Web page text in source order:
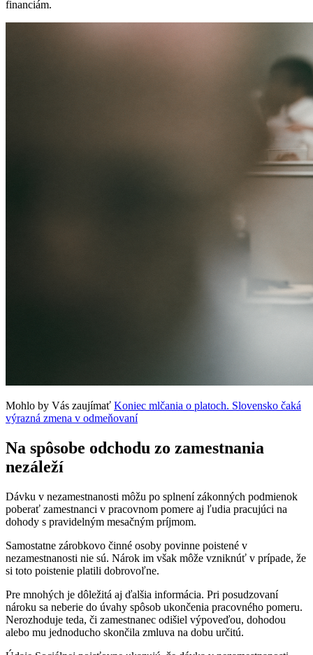
financiám.
Mohlo by Vás zaujímať Koniec mlčania o platoch. Slovensko čaká
výrazná zmena v odmeňovaní
Na spôsobe odchodu zo zamestnania
nezáleží
Dávku v nezamestnanosti môžu po splnení zákonných podmienok
poberať zamestnanci v pracovnom pomere aj ľudia pracujúci na
dohody s pravidelným mesačným príjmom.
Samostatne zárobkovo činné osoby povinne poistené v
nezamestnanosti nie sú. Nárok im však môže vzniknúť v prípade, že
si toto poistenie platili dobrovoľne.
Pre mnohých je dôležitá aj ďalšia informácia. Pri posudzovaní
nároku sa neberie do úvahy spôsob ukončenia pracovného pomeru.
Nerozhoduje teda, či zamestnanec odišiel výpoveďou, dohodou
alebo mu jednoducho skončila zmluva na dobu určitú.